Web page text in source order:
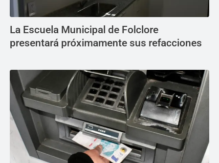
La Escuela Municipal de Folclore
presentará próximamente sus refacciones